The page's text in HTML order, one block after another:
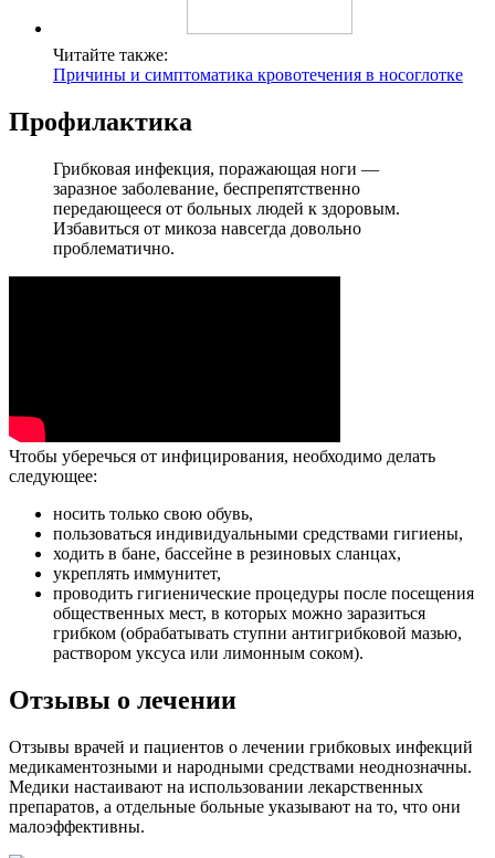
Читайте также:
Причины и симптоматика кровотечения в носоглотке
Профилактика
Грибковая инфекция, поражающая ноги —
заразное заболевание, беспрепятственно
передающееся от больных людей к здоровым.
Избавиться от микоза навсегда довольно
проблематично.
Чтобы уберечься от инфицирования, необходимо делать
следующее:
носить только свою обувь,
пользоваться индивидуальными средствами гигиены,
ходить в бане, бассейне в резиновых сланцах,
укреплять иммунитет,
проводить гигиенические процедуры после посещения
общественных мест, в которых можно заразиться
грибком (обрабатывать ступни антигрибковой мазью,
раствором уксуса или лимонным соком).
Отзывы о лечении
Отзывы врачей и пациентов о лечении грибковых инфекций
медикаментозными и народными средствами неоднозначны.
Медики настаивают на использовании лекарственных
препаратов, а отдельные больные указывают на то, что они
малоэффективны.